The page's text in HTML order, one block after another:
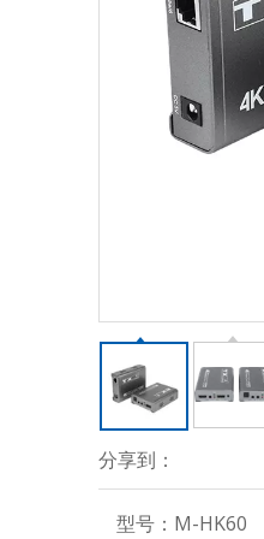
分享到：
型号： M-HK60